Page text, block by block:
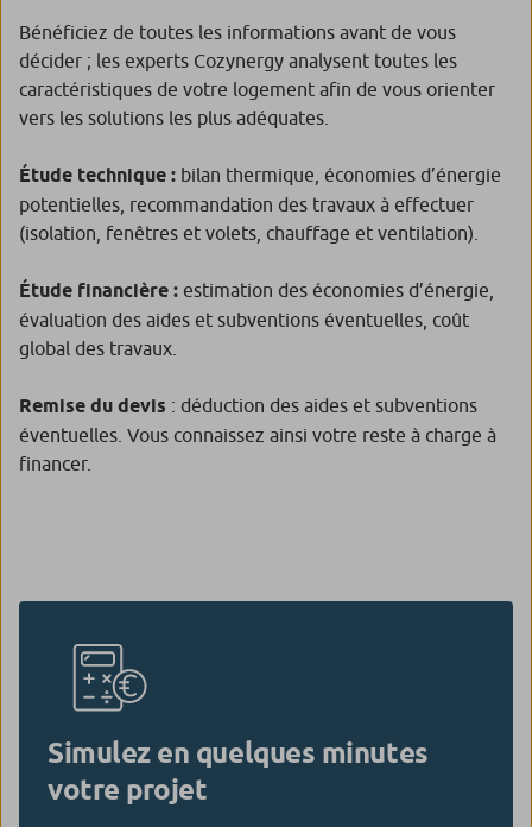
Bénéficiez de toutes les informations avant de vous
décider ; les experts Cozynergy analysent toutes les
caractéristiques de votre logement afin de vous orienter
vers les solutions les plus adéquates.
Étude technique : bilan thermique, économies d’énergie
potentielles, recommandation des travaux à effectuer
(isolation, fenêtres et volets, chauffage et ventilation).
Étude financière : estimation des économies d’énergie,
évaluation des aides et subventions éventuelles, coût
global des travaux.
Remise du devis : déduction des aides et subventions
éventuelles. Vous connaissez ainsi votre reste à charge à
financer.
Simulez en quelques minutes
votre projet